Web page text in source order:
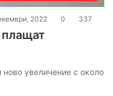
2022 0 337
увеличение с около